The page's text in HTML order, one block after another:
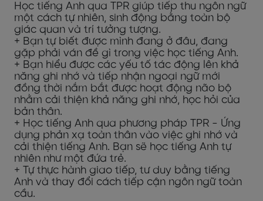
Học tiếng Anh qua TPR giúp tiếp thu ngôn ngữ
một cách tự nhiên, sinh động bằng toàn bộ
giác quan và trí tưởng tượng.
+ Bạn tự biết được mình đang ở đâu, đang
gặp phải ván đề gì trong việc học tiếng Anh.
+ Bạn hiểu được các yếu tố tác động lên khả
năng ghi nhớ và tiếp nhận ngoại ngữ mới
đồng thời nắm bắt được hoạt động não bộ
nhằm cải thiện khả năng ghi nhớ, học hỏi của
bản thân.
+ Học tiếng Anh qua phương pháp TPR - Ứng
dụng phản xạ toàn thân vào việc ghi nhớ và
cải thiện tiếng Anh. Bạn sẽ học tiếng Anh tự
nhiên như một đứa trẻ.
+ Tự thực hành giao tiếp, tư duy bằng tiếng
Anh và thay đổi cách tiếp cận ngôn ngữ toàn
cầu.